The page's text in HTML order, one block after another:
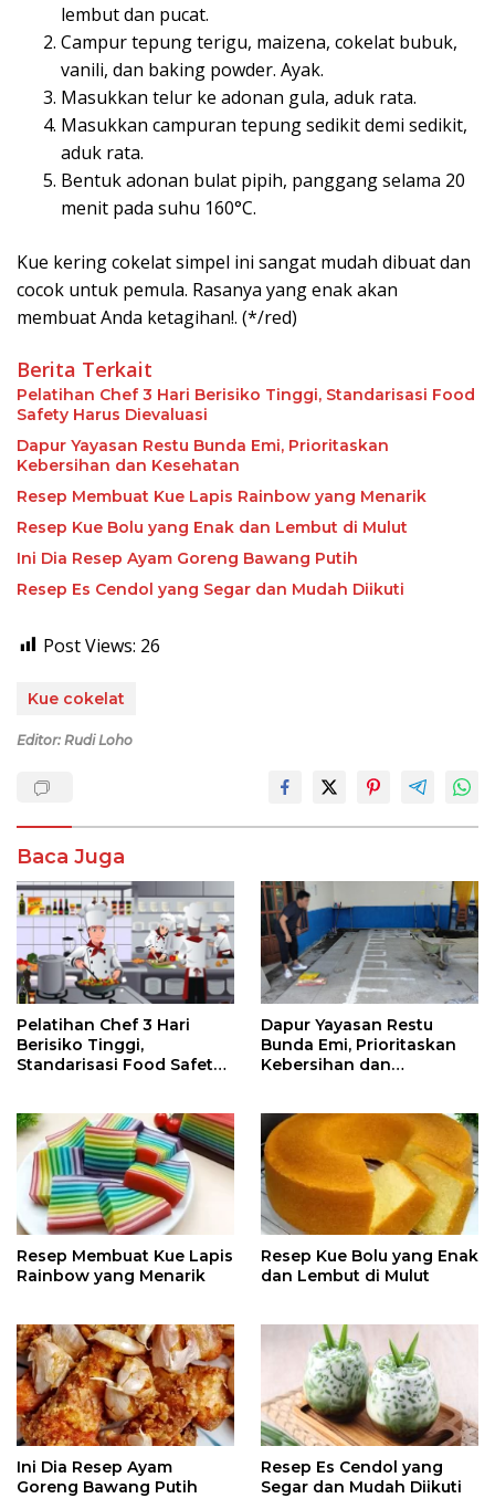
lembut dan pucat.
Campur tepung terigu, maizena, cokelat bubuk,
vanili, dan baking powder. Ayak.
Masukkan telur ke adonan gula, aduk rata.
Masukkan campuran tepung sedikit demi sedikit,
aduk rata.
Bentuk adonan bulat pipih, panggang selama 20
menit pada suhu 160°C.
Kue kering cokelat simpel ini sangat mudah dibuat dan
cocok untuk pemula. Rasanya yang enak akan
membuat Anda ketagihan!. (*/red)
Berita Terkait
Pelatihan Chef 3 Hari Berisiko Tinggi, Standarisasi Food
Safety Harus Dievaluasi
Dapur Yayasan Restu Bunda Emi, Prioritaskan
Kebersihan dan Kesehatan
Resep Membuat Kue Lapis Rainbow yang Menarik
Resep Kue Bolu yang Enak dan Lembut di Mulut
Ini Dia Resep Ayam Goreng Bawang Putih
Resep Es Cendol yang Segar dan Mudah Diikuti
Post Views: 26
Kue cokelat
Editor: Rudi Loho
Baca Juga
Pelatihan Chef 3 Hari
Berisiko Tinggi,
Standarisasi Food Safety
Dapur Yayasan Restu
Bunda Emi, Prioritaskan
Kebersihan dan
Resep Membuat Kue Lapis
Rainbow yang Menarik
Resep Kue Bolu yang Enak
dan Lembut di Mulut
Ini Dia Resep Ayam
Goreng Bawang Putih
Resep Es Cendol yang
Segar dan Mudah Diikuti